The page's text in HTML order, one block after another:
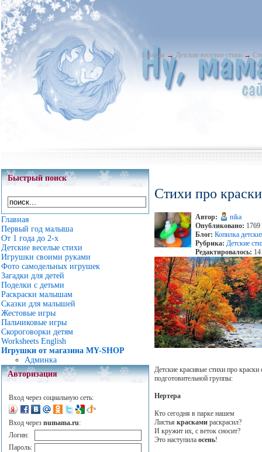
Главная → Детские веселые стихи →
Быстрый поиск
Главная
Первый год малыша
От 1 года до 2-х
Детские веселые стихи
Игрушки своими руками
Фото самодельных игрушек
Загадки для детей
Поделки с детьми
Раскраски малышам
Сказки для малышей
Жестовые игры
Пальчиковые игры
Скороговорки детям
Worksheets English
Игрушки от магазина MY-SHOP
Админка
Авторизация
Вход через социальную сеть:
Вход через numama.ru:
Логин:
Пароль:
Стихи про
Автор:
nika
Опубликовано: 1769
Блог: Копилка
Рубрика: Детские
Редактировалось:
Детские красивые стихи про
подготовительной группы:
Нертера
Кто сегодня в парке нашем
Листья краскамираскрасил?
И кружит их, с веток сносит?
Это наступила осень!